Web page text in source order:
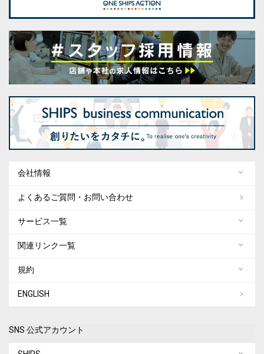
会社情報
よくあるご質問・お問い合わせ
サービス一覧
関連リンク一覧
規約
ENGLISH
SNS 公式アカウント